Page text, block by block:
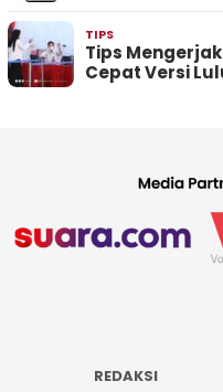
TIPS
Tips
Cepat Versi
REDAKSI